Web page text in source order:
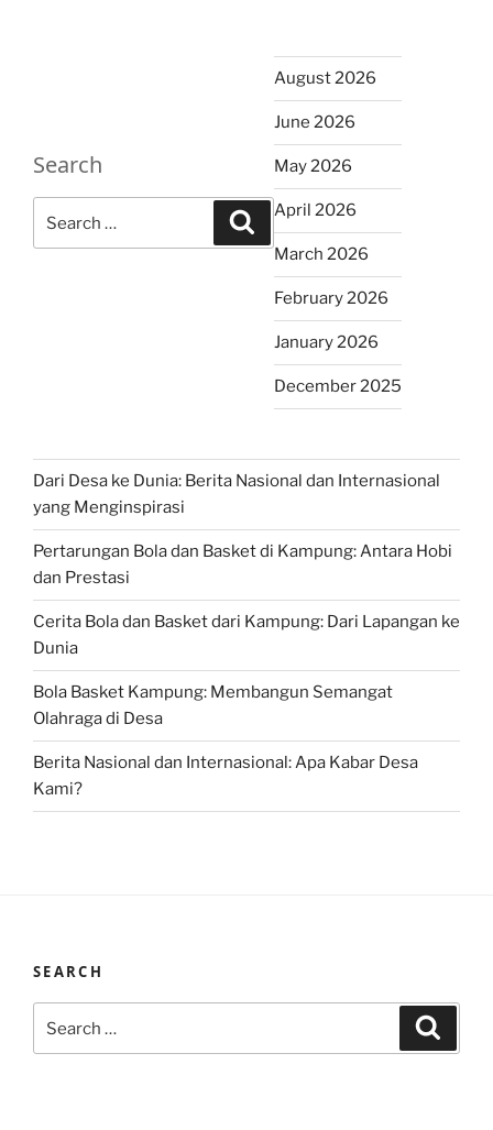
Search
for:
Search
August 2026
June 2026
May 2026
April 2026
March 2026
February 2026
January 2026
December 2025
Dari Desa ke Dunia: Berita Nasional dan Internasional
yang Menginspirasi
Pertarungan Bola dan Basket di Kampung: Antara Hobi
dan Prestasi
Cerita Bola dan Basket dari Kampung: Dari Lapangan ke
Dunia
Bola Basket Kampung: Membangun Semangat
Olahraga di Desa
Berita Nasional dan Internasional: Apa Kabar Desa
Kami?
SEARCH
for: